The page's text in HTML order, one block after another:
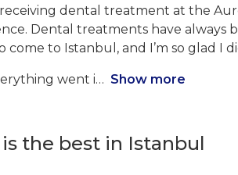
dental treatment at the
Dental treatments have always
to Istanbul, and I’m so glad I
went i
Show more
the best in Istanbul